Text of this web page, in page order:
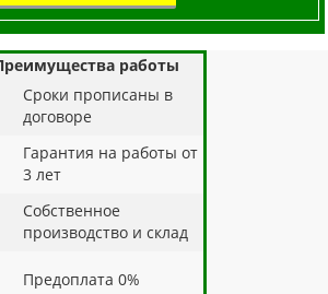
работы
Cроки прописаны в
договоре
Гарантия на работы от
3 лет
Собственное
производство и склад
Предоплата 0%